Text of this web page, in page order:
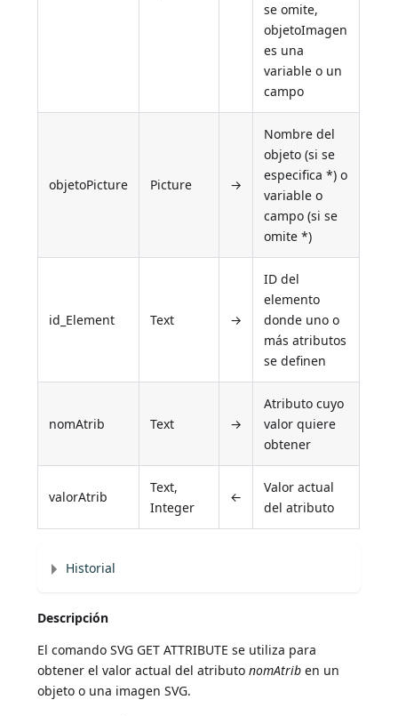
se omite,
objetoImagen
es una
variable o un
campo
objetoPicture Picture →
Nombre del
objeto (si se
especifica *) o
variable o
campo (si se
omite *)
id_Element Text →
ID del
elemento
donde uno o
más atributos
se definen
nomAtrib Text →
Atributo cuyo
valor quiere
obtener
valorAtrib
Text,
Integer
←
Valor actual
del atributo
Historial
Descripción
El comando SVG GET ATTRIBUTE se utiliza para
obtener el valor actual del atributonomAtrib en un
objeto o una imagen SVG.